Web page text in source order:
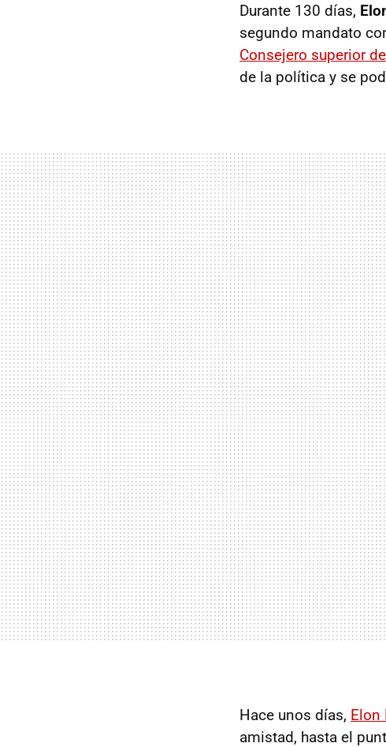
Durante 130 días,
segundo mandato
Consejero superior
de la política y se
Hace unos días, Elon
amistad, hasta el